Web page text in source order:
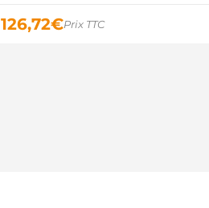
126,72€Prix TTC